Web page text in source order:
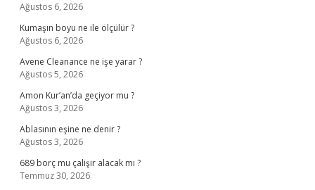
Ağustos 6, 2026
Kumaşın boyu ne ile ölçülür ?
Ağustos 6, 2026
Avene Cleanance ne işe yarar ?
Ağustos 5, 2026
Amon Kur’an’da geçiyor mu ?
Ağustos 3, 2026
Ablasının eşine ne denir ?
Ağustos 3, 2026
689 borç mu çalişir alacak mı ?
Temmuz 30, 2026